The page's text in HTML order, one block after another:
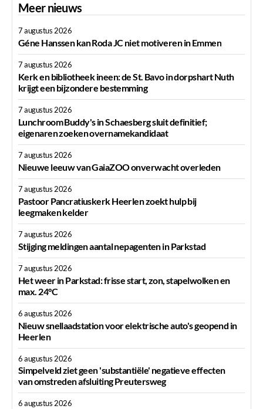
Meer nieuws
7 augustus 2026
Géne Hanssen kan Roda JC niet motiveren in Emmen
7 augustus 2026
Kerk en bibliotheek ineen: de St. Bavo in dorpshart Nuth
krijgt een bijzondere bestemming
7 augustus 2026
Lunchroom Buddy's in Schaesberg sluit definitief;
eigenaren zoeken overnamekandidaat
7 augustus 2026
Nieuwe leeuw van GaiaZOO onverwacht overleden
7 augustus 2026
Pastoor Pancratiuskerk Heerlen zoekt hulp bij
leegmaken kelder
7 augustus 2026
Stijging meldingen aantal nepagenten in Parkstad
7 augustus 2026
Het weer in Parkstad: frisse start, zon, stapelwolken en
max. 24°C
6 augustus 2026
Nieuw snellaadstation voor elektrische auto's geopend in
Heerlen
6 augustus 2026
Simpelveld ziet geen 'substantiële' negatieve effecten
van omstreden afsluiting Preutersweg
6 augustus 2026